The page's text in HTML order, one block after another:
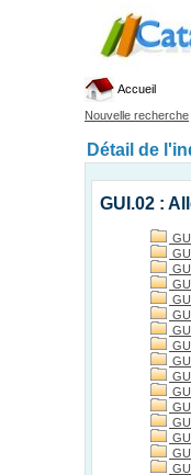
Accueil
Nouvelle recherche
Détail de
GUI.02 :